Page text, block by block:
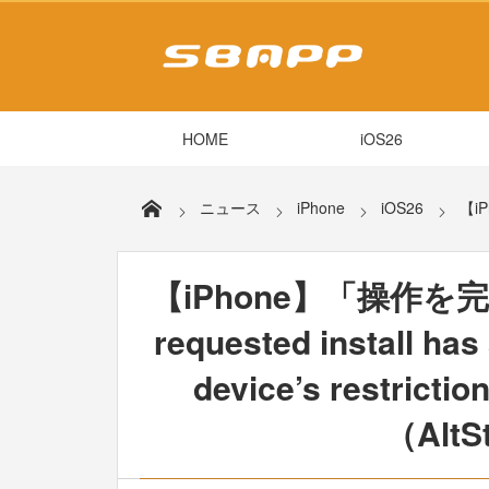
HOME iOS26
ニュース iPhone iOS26 【
【iPhone】「操作を
requested install
device’s
（